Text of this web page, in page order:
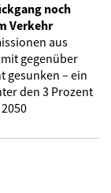
noch
Verkehr
aus
gegenüber
gesunken – ein
den 3 Prozent